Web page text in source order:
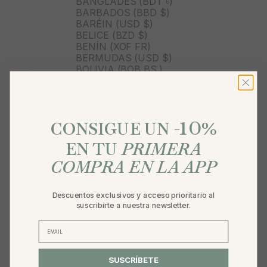
BARBADOS (BBD $)
BARÉIN (USD $)
BELICE (BZD $)
BENÍN (XOF FR)
BERMUDAS (USD $)
BOLIVIA (BOB BS.)
BRUNÉI (BND $)
BULGARIA (EUR €)
BURKINA FASO (XOF FR)
BURUNDI (BIF FR)
BUTÁN (USD $)
CABO VERDE (CVE $)
CAMBOYA (KHR ៛)
CARIBE NEERLANDÉS (USD
$)
CATAR (QAR ر.ق)
CONSIGUE UN -10%
EN TUPRIMERA
COMPRA EN LA APP
Descuentos exclusivos y acceso prioritario al
suscribirte a nuestra newsletter.
SUSCRÍBETE